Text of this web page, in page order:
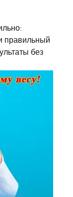
правильный
без